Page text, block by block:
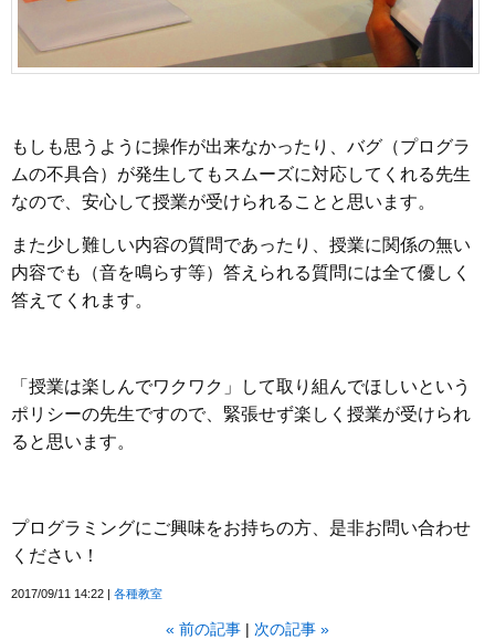
もしも思うように操作が出来なかったり、バグ（プログラ
ムの不具合）が発生してもスムーズに対応してくれる先生
なので、安心して授業が受けられることと思います。
また少し難しい内容の質問であったり、授業に関係の無い
内容でも（音を鳴らす等）答えられる質問には全て優しく
答えてくれます。
「授業は楽しんでワクワク」して取り組んでほしいという
ポリシーの先生ですので、緊張せず楽しく授業が受けられ
ると思います。
プログラミングにご興味をお持ちの方、是非お問い合わせ
ください！
2017/09/11 14:22 各種教室
« 前の記事 次の記事 »